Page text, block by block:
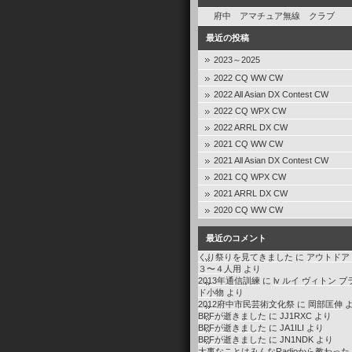
府中 アマチュア無線 クラブ
最近の投稿
2023～2025
2022 CQ WW CW
2022 All Asian DX Contest CW
2022 CQ WPX CW
2022 ARRL DX CW
2021 CQ WW CW
2021 All Asian DX Contest CW
2021 CQ WPX CW
2021 ARRL DX CW
2020 CQ WW CW
最近のコメント
くり祭りを見てきました に アウトドア
３〜４人用 より
2013年通信訓練 に lv ルイ ヴィトン ブ
ド小物より
2012府中市民芸術文化祭に 岡部匡伸
BPFが逝きました に JJ1RXCより
BPFが逝きました に JA1ILI より
BPFが逝きました に JN1NDKより